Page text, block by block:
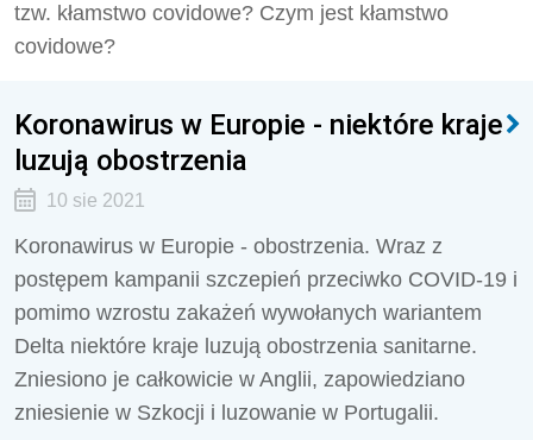
tzw. kłamstwo covidowe? Czym jest kłamstwo
covidowe?
Koronawirus w Europie - niektóre kraje
luzują obostrzenia
10 sie 2021
Koronawirus w Europie - obostrzenia. Wraz z
postępem kampanii szczepień przeciwko COVID-19 i
pomimo wzrostu zakażeń wywołanych wariantem
Delta niektóre kraje luzują obostrzenia sanitarne.
Zniesiono je całkowicie w Anglii, zapowiedziano
zniesienie w Szkocji i luzowanie w Portugalii.